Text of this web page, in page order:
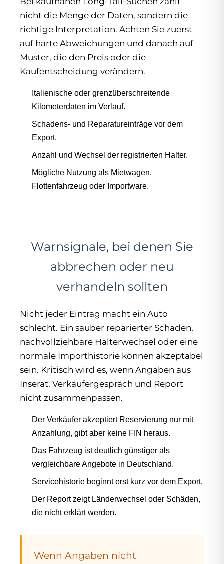
nicht die Menge der Daten, sondern die
richtige Interpretation. Achten Sie zuerst
auf harte Abweichungen und danach auf
Muster, die den Preis oder die
Kaufentscheidung verändern.
Italienische oder grenzüberschreitende
Kilometerdaten im Verlauf.
Schadens- und Reparatureinträge vor dem
Export.
Anzahl und Wechsel der registrierten Halter.
Mögliche Nutzung als Mietwagen,
Flottenfahrzeug oder Importware.
Warnsignale, bei denen Sie
abbrechen oder neu
verhandeln sollten
Nicht jeder Eintrag macht ein Auto
schlecht. Ein sauber reparierter Schaden,
nachvollziehbare Halterwechsel oder eine
normale Importhistorie können akzeptabel
sein. Kritisch wird es, wenn Angaben aus
Inserat, Verkäufergespräch und Report
nicht zusammenpassen.
Der Verkäufer akzeptiert Reservierung nur mit
Anzahlung, gibt aber keine FIN heraus.
Das Fahrzeug ist deutlich günstiger als
vergleichbare Angebote in Deutschland.
Servicehistorie beginnt erst kurz vor dem Export.
Der Report zeigt Länderwechsel oder Schäden,
die nicht erklärt werden.
Wenn Angaben nicht